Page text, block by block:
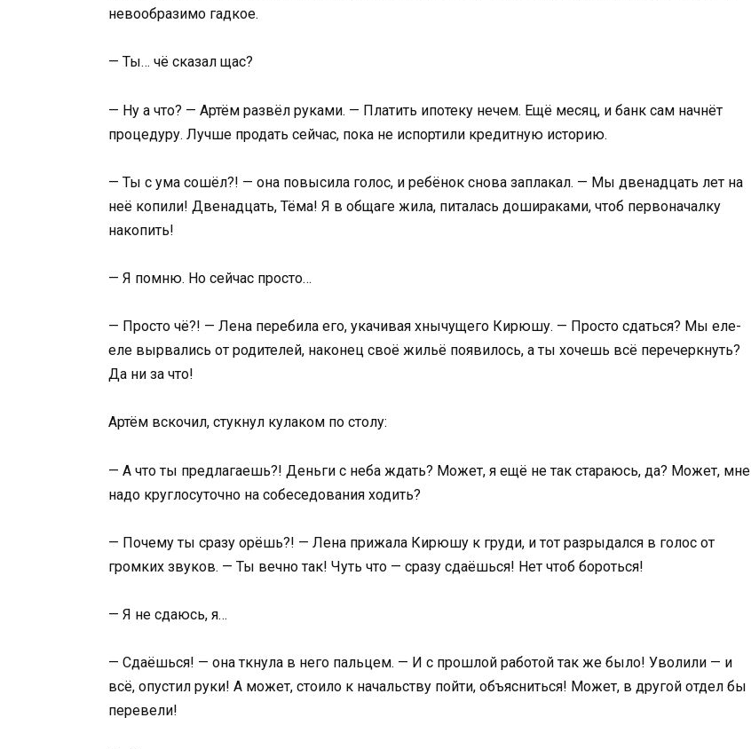
невообразимо гадкое.
— Ты… чё сказал щас?
— Ну а что? — Артём развёл руками. — Платить ипотеку нечем. Ещё месяц, и банк сам начнёт
процедуру. Лучше продать сейчас, пока не испортили кредитную историю.
— Ты с ума сошёл?! — она повысила голос, и ребёнок снова заплакал. — Мы двенадцать лет на
неё копили! Двенадцать, Тёма! Я в общаге жила, питалась дошираками, чтоб первоначалку
накопить!
— Я помню. Но сейчас просто…
— Просто чё?! — Лена перебила его, укачивая хнычущего Кирюшу. — Просто сдаться? Мы еле-
еле вырвались от родителей, наконец своё жильё появилось, а ты хочешь всё перечеркнуть?
Да ни за что!
Артём вскочил, стукнул кулаком по столу:
— А что ты предлагаешь?! Деньги с неба ждать? Может, я ещё не так стараюсь, да? Может, мне
надо круглосуточно на собеседования ходить?
— Почему ты сразу орёшь?! — Лена прижала Кирюшу к груди, и тот разрыдался в голос от
громких звуков. — Ты вечно так! Чуть что — сразу сдаёшься! Нет чтоб бороться!
— Я не сдаюсь, я…
— Сдаёшься! — она ткнула в него пальцем. — И с прошлой работой так же было! Уволили — и
всё, опустил руки! А может, стоило к начальству пойти, объясниться! Может, в другой отдел бы
перевели!